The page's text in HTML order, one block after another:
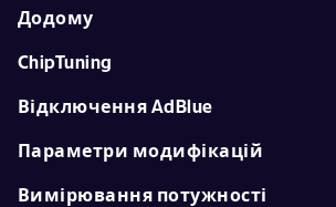
Додому
ChipTuning
Відключення AdBlue
Параметри модифікацій
Вимірювання потужності